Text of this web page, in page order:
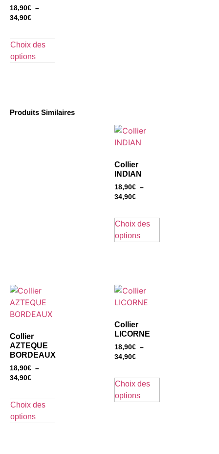
18,90€ –
34,90€
Choix des
options
Produits Similaires
Collier
INDIAN
18,90€ –
34,90€
Choix des
options
Collier
AZTEQUE
BORDEAUX
18,90€ –
34,90€
Choix des
options
Collier
LICORNE
18,90€ –
34,90€
Choix des
options